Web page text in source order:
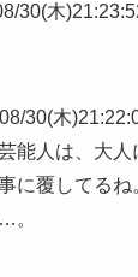
30(木
30(木
能人は、大
に覆してる
。